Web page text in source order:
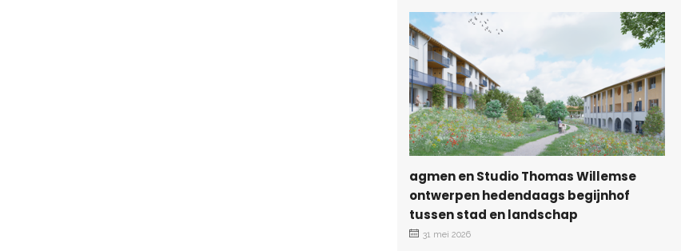
agmen en Studio Thomas Willemse
ontwerpen hedendaags begijnhof
tussen stad en landschap
31 mei 2026